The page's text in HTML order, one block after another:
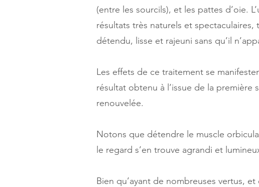
(entre les sourcils), et les pattes d’oie.
résultats très naturels et spectaculaires,
détendu, lisse et rajeuni sans qu’il
Les effets de ce traitement se
résultat obtenu à l’issue de la première
renouvelée.
Notons que détendre le muscle
le regard s’en trouve agrandi et
Bien qu’ayant de nombreuses vertus,